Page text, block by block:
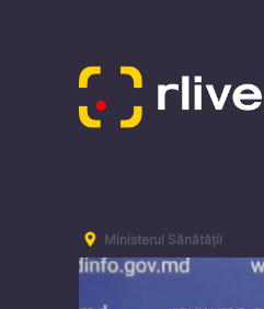
Ministerul Sănătății